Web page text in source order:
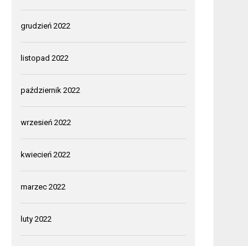
grudzień 2022
listopad 2022
październik 2022
wrzesień 2022
kwiecień 2022
marzec 2022
luty 2022